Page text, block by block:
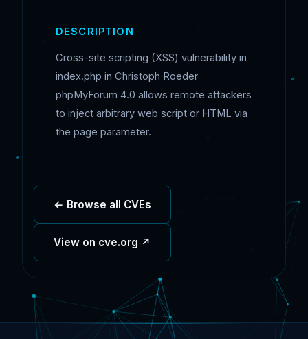
DESCRIPTION
Cross-site scripting (XSS) vulnerability in
index.php in Christoph Roeder
phpMyForum 4.0 allows remote attackers
to inject arbitrary web script or HTML via
the page parameter.
← Browse all CVEs
View on cve.org ↗